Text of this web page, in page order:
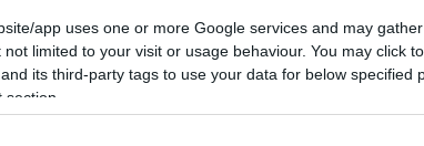
app uses one or more Google services and may
limited to your visit or usage behaviour. You may click
its third-party tags to use your data for below specified